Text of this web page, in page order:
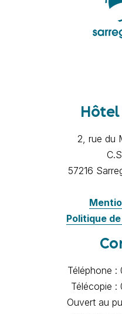
2, rue du
57216
Politique
Téléphone
Télécopie :
Ouvert au